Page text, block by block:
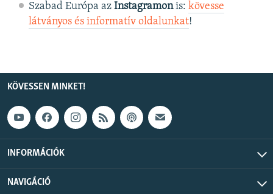
Szabad Európa az Instagramonis: kövesse
látványos és informatív oldalunkat! ​
KÖVESSEN MINKET!
INFORMÁCIÓK
NAVIGÁCIÓ